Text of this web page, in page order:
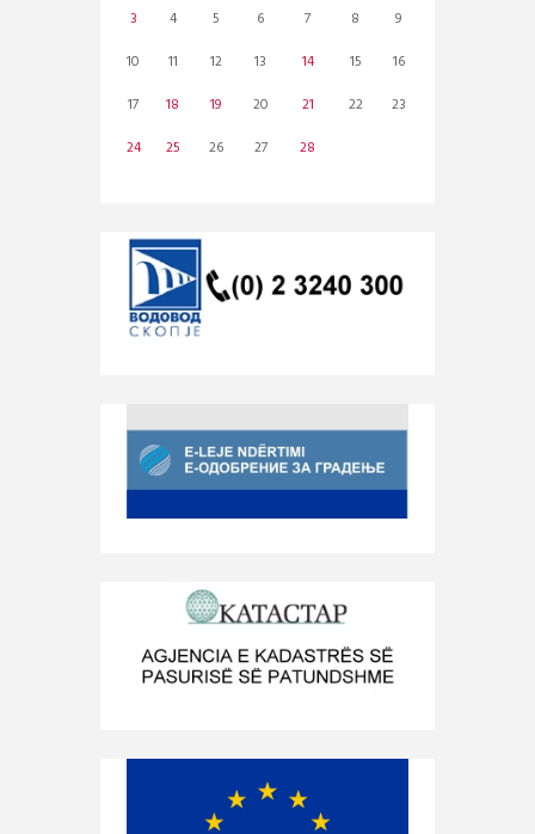
3
4 5 6 7 8
9
10
11 12 13 14 15
16
17
18 19 20 21 22
23
24
25 26 27 28